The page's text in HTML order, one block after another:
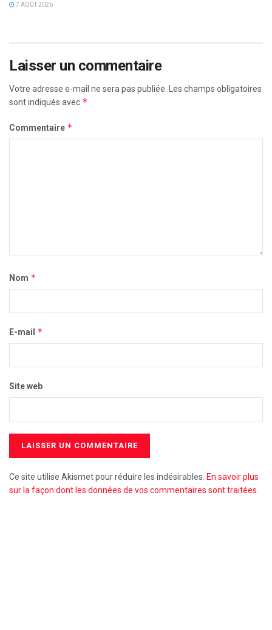
7 AOÛT 2026
Laisser un commentaire
Votre adresse e-mail ne sera pas publiée. Les champs obligatoires
sont indiqués avec *
Commentaire *
Nom *
E-mail *
Site web
Ce site utilise Akismet pour réduire les indésirables. En savoir plus
sur la façon dont les données de vos commentaires sont traitées